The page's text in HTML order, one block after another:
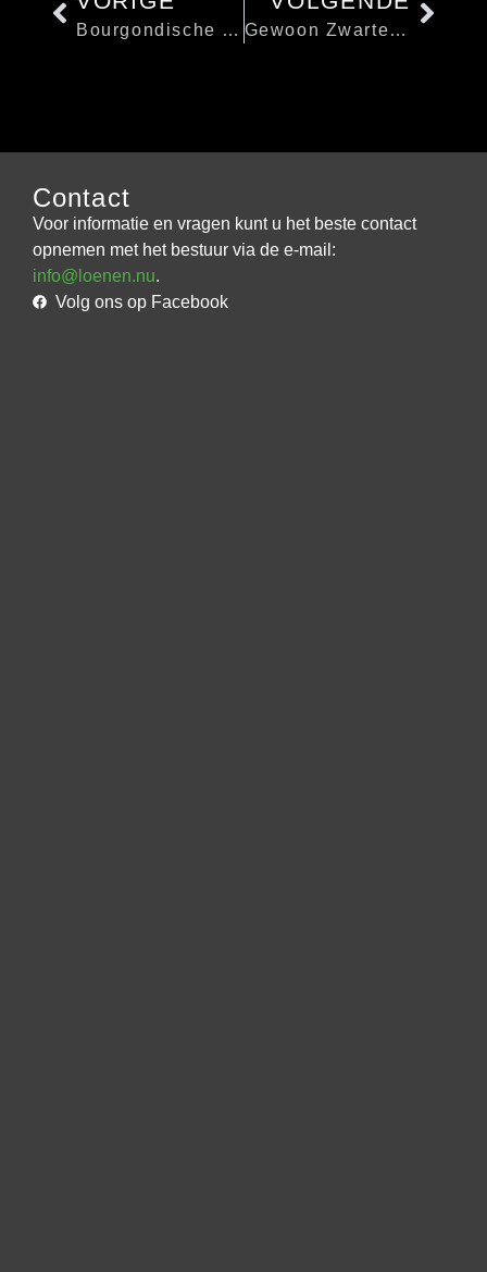
Bourgondische middag 2019 Gewoon Zwarte Piet in Loenen
Contact
Voor informatie en vragen kunt u het beste contact
opnemen met het bestuur via de e-mail:
info@loenen.nu.
Volg ons op Facebook